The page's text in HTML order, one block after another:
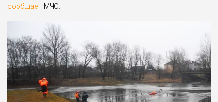
сообщает МЧС.